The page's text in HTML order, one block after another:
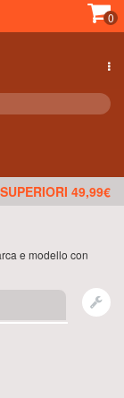
0
49,99€
e modello con